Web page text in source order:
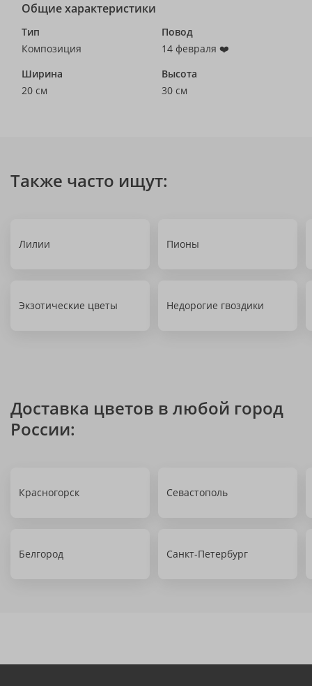
Общие характеристики
Тип
Композиция
Повод
14 февраля ❤️
Ширина
20 см
Высота
30 см
Также часто ищут:
Лилии Пионы
Экзотические цветы Недорогие гвоздики
Доставка цветов в любой город
России:
Красногорск Севастополь
Белгород Санкт-Петербург